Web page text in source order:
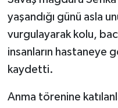
yaşandığı günü asla
vurgulayarak kolu,
insanların hastaneye
kaydetti.
Anma törenine